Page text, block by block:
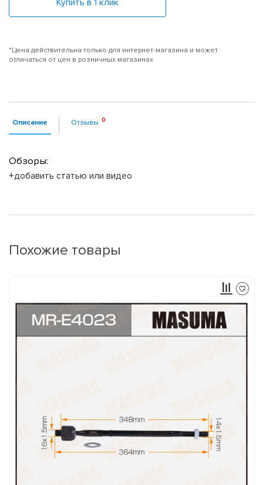
*Цена действительна только для интернет-магазина и может
отличаться от цен в розничных магазинах
Описание Отзывы
Обзоры:
+добавить статью или видео
Похожие товары